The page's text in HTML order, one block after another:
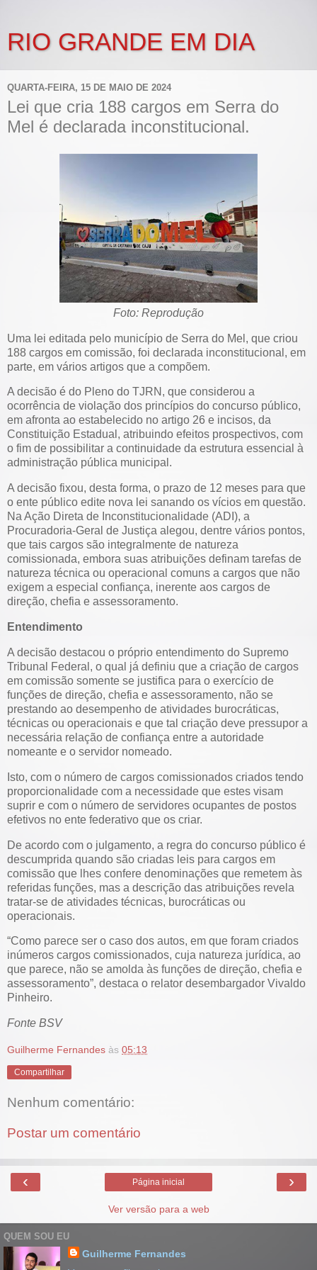
RIO GRANDE EM DIA
QUARTA-FEIRA, 15 DE MAIO DE 2024
Lei que cria 188 cargos em Serra do
Mel é declarada inconstitucional.
Foto: Reprodução
Uma lei editada pelo município de Serra do Mel, que criou
188 cargos em comissão, foi declarada inconstitucional, em
parte, em vários artigos que a compõem.
A decisão é do Pleno do TJRN, que considerou a
ocorrência de violação dos princípios do concurso público,
em afronta ao estabelecido no artigo 26 e incisos, da
Constituição Estadual, atribuindo efeitos prospectivos, com
o fim de possibilitar a continuidade da estrutura essencial à
administração pública municipal.
A decisão fixou, desta forma, o prazo de 12 meses para que
o ente público edite nova lei sanando os vícios em questão.
Na Ação Direta de Inconstitucionalidade (ADI), a
Procuradoria-Geral de Justiça alegou, dentre vários pontos,
que tais cargos são integralmente de natureza
comissionada, embora suas atribuições definam tarefas de
natureza técnica ou operacional comuns a cargos que não
exigem a especial confiança, inerente aos cargos de
direção, chefia e assessoramento.
Entendimento
A decisão destacou o próprio entendimento do Supremo
Tribunal Federal, o qual já definiu que a criação de cargos
em comissão somente se justifica para o exercício de
funções de direção, chefia e assessoramento, não se
prestando ao desempenho de atividades burocráticas,
técnicas ou operacionais e que tal criação deve pressupor a
necessária relação de confiança entre a autoridade
nomeante e o servidor nomeado.
Isto, com o número de cargos comissionados criados tendo
proporcionalidade com a necessidade que estes visam
suprir e com o número de servidores ocupantes de postos
efetivos no ente federativo que os criar.
De acordo com o julgamento, a regra do concurso público é
descumprida quando são criadas leis para cargos em
comissão que lhes confere denominações que remetem às
referidas funções, mas a descrição das atribuições revela
tratar-se de atividades técnicas, burocráticas ou
operacionais.
“Como parece ser o caso dos autos, em que foram criados
inúmeros cargos comissionados, cuja natureza jurídica, ao
que parece, não se amolda às funções de direção, chefia e
assessoramento”, destaca o relator desembargador Vivaldo
Pinheiro.
Fonte BSV
Guilherme Fernandes às 05:13
Compartilhar
Nenhum comentário:
Postar um comentário
‹ ›
Página inicial
Ver versão para a web
QUEM SOU EU
Guilherme Fernandes